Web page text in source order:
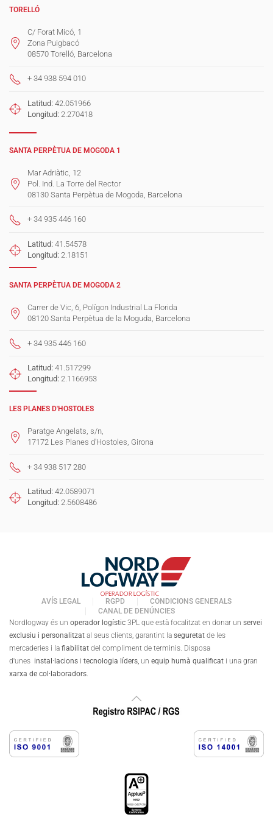
TORELLÓ
C/ Forat Micó, 1
Zona Puigbacó
08570 Torelló, Barcelona
+ 34 938 594 010
Latitud: 42.051966
Longitud: 2.270418
SANTA PERPÈTUA DE MOGODA 1
Mar Adriàtic, 12
Pol. Ind. La Torre del Rector
08130 Santa Perpètua de Mogoda, Barcelona
+ 34 935 446 160
Latitud: 41.54578
Longitud: 2.18151
SANTA PERPÈTUA DE MOGODA 2
Carrer de Vic, 6, Polígon Industrial La Florida
08120 Santa Perpètua de la Moguda, Barcelona
+ 34 935 446 160
Latitud: 41.517299
Longitud: 2.1166953
LES PLANES D'HOSTOLES
Paratge Angelats, s/n,
17172 Les Planes d'Hostoles, Girona
+ 34 938 517 280
Latitud: 42.0589071
Longitud: 2.5608486
AVÍS LEGAL RGPD
CONDICIONS GENERALS
CANAL DE DENÚNCIES
Nordlogway és un operador logístic 3PL que està focalitzat en donar un servei
exclusiu i personalitzat al seus clients, garantint la seguretat de les
mercaderies i la fiabilitat del compliment de terminis. Disposa
d'unes instal·lacions i tecnologia líders, un equip humà qualificat i una gran
xarxa de col·laboradors.